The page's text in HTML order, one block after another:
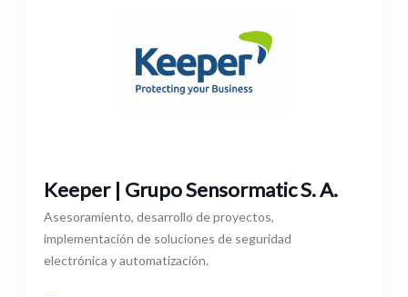
Keeper | Grupo Sensormatic S. A.
Asesoramiento, desarrollo de proyectos,
implementación de soluciones de seguridad
electrónica y automatización.